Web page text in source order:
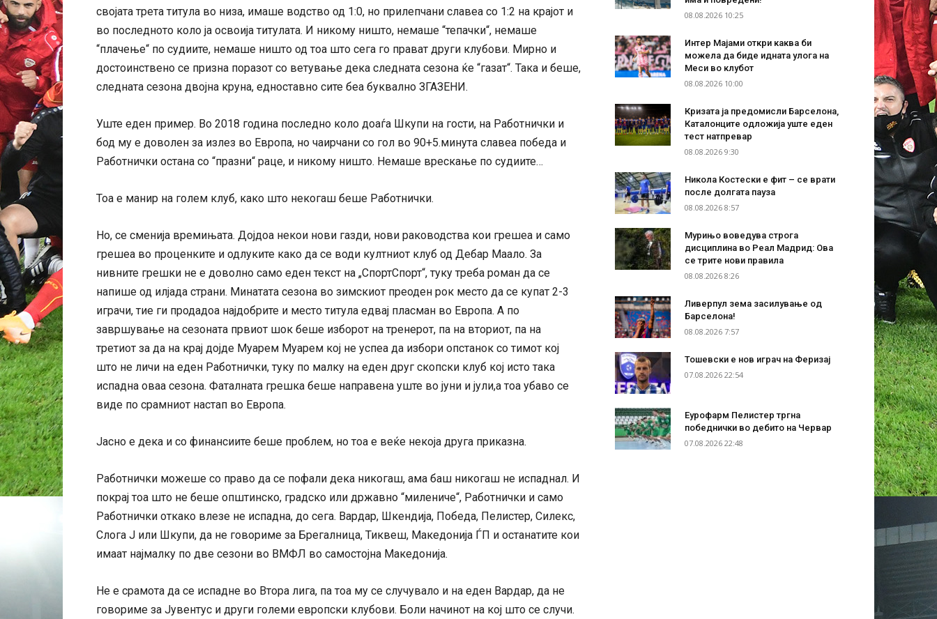
својата трета титула во низа, имаше водство од 1:0, но прилепчани славеа со 1:2 на крајот и
во последното коло ја освоија титулата. И никому ништо, немаше “тепачки“, немаше
“плачење“ по судиите, немаше ништо од тоа што сега го прават други клубови. Мирно и
достоинствено се призна поразот со ветување дека следната сезона ќе “газат“. Така и беше,
следната сезона двојна круна, едноставно сите беа буквално ЗГАЗЕНИ.
Уште еден пример. Во 2018 година последно коло доаѓа Шкупи на гости, на Работнички и
бод му е доволен за излез во Европа, но чаирчани со гол во 90+5.минута славеа победа и
Работнички остана со “празни“ раце, и никому ништо. Немаше врескање по судиите…
Тоа е манир на голем клуб, како што некогаш беше Работнички.
Но, се сменија времињата. Дојдоа некои нови газди, нови раководства кои грешеа и само
грешеа во проценките и одлуките како да се води култниот клуб од Дебар Маало. За
нивните грешки не е доволно само еден текст на „СпортСпорт“, туку треба роман да се
напише од илјада страни. Минатата сезона во зимскиот преоден рок место да се купат 2-3
играчи, тие ги продадоа најдобрите и место титула едвај пласман во Европа. А по
завршување на сезоната првиот шок беше изборот на тренерот, па на вториот, па на
третиот за да на крај дојде Муарем Муарем кој не успеа да избори опстанок со тимот кој
што не личи на еден Работнички, туку по малку на еден друг скопски клуб кој исто така
испадна оваа сезона. Фаталната грешка беше направена уште во јуни и јули,а тоа убаво се
виде по срамниот настап во Европа.
Јасно е дека и со финансиите беше проблем, но тоа е веќе некоја друга приказна.
Работнички можеше со право да се пофали дека никогаш, ама баш никогаш не испаднал. И
покрај тоа што не беше општинско, градско или државно “милениче“, Работнички и само
Работнички откако влезе не испадна, до сега. Вардар, Шкендија, Победа, Пелистер, Силекс,
Слога Ј или Шкупи, да не говориме за Брегалница, Тиквеш, Македонија ЃП и останатите кои
имаат најмалку по две сезони во ВМФЛ во самостојна Македонија.
Не е срамота да се испадне во Втора лига, па тоа му се случувало и на еден Вардар, да не
говориме за Јувентус и други големи европски клубови. Боли начинот на кој што се случи.
08.08.2026 10:25
Интер Мајами откри каква би
можела да биде идната улога на
Меси во клубот
08.08.2026 10:00
Кризата ја предомисли Барселона,
Каталонците одложија уште еден
тест натпревар
08.08.2026 9:30
Никола Костески е фит – се врати
после долгата пауза
08.08.2026 8:57
Мурињо воведува строга
дисциплина во Реал Мадрид: Ова
се трите нови правила
08.08.2026 8:26
Ливерпул зема засилување од
Барселона!
08.08.2026 7:57
Тошевски е нов играч на Феризај
07.08.2026 22:54
Еурофарм Пелистер тргна
победнички во дебито на Червар
07.08.2026 22:48